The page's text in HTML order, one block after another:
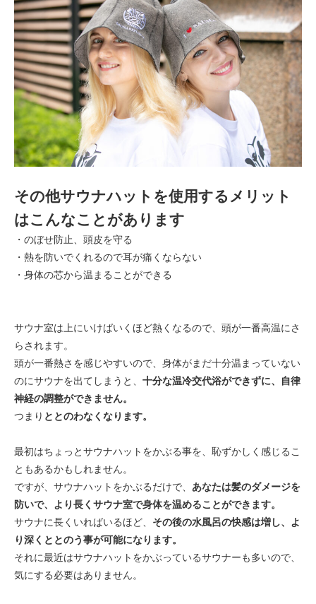
その他サウナハットを使用するメリット
はこんなことがあります
・のぼせ防止、頭皮を守る
・熱を防いでくれるので耳が痛くならない
・身体の芯から温まることができる
サウナ室は上にいけばいくほど熱くなるので、頭が一番高温にさ
らされます。
頭が一番熱さを感じやすいので、身体がまだ十分温まっていない
のにサウナを出てしまうと、 十分な温冷交代浴ができずに、自律
神経の調整ができません。
つまり ととのわなくなります。
最初はちょっとサウナハットをかぶる事を、恥ずかしく感じるこ
ともあるかもしれません。
ですが、サウナハットをかぶるだけで、 あなたは髪のダメージを
防いで、より長くサウナ室で身体を温めることができます。
サウナに長くいればいるほど、 その後の水風呂の快感は増し、よ
り深くととのう事が可能になります。
それに最近はサウナハットをかぶっているサウナーも多いので、
気にする必要はありません。